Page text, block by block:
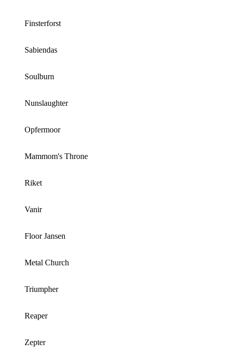
Finsterforst
Sabiendas
Soulburn
Nunslaughter
Opfermoor
Mammom's Throne
Riket
Vanir
Floor Jansen
Metal Church
Triumpher
Reaper
Zepter